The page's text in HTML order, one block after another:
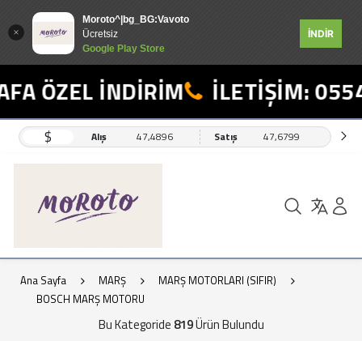
Moroto^|bg_BG:Vavoto
Ücretsiz
Google Play Store
İNDİR
İNDİRİM İLETİŞİM: 0554
$ Alış 47,4896 Satış 47,6799
Ana Sayfa MARŞ
MARŞ MOTORLARI (SIFIR)
BOSCH MARŞ MOTORU
Bu Kategoride 819Ürün Bulundu